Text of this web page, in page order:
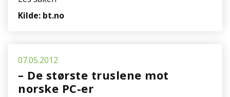
Kilde: bt.no
07.05.2012
– De største truslene mot
norske PC-er